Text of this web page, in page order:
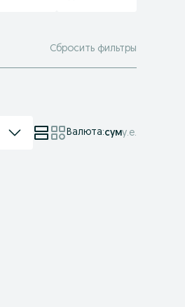
Сбросить фильтры
Валюта:суму.е.